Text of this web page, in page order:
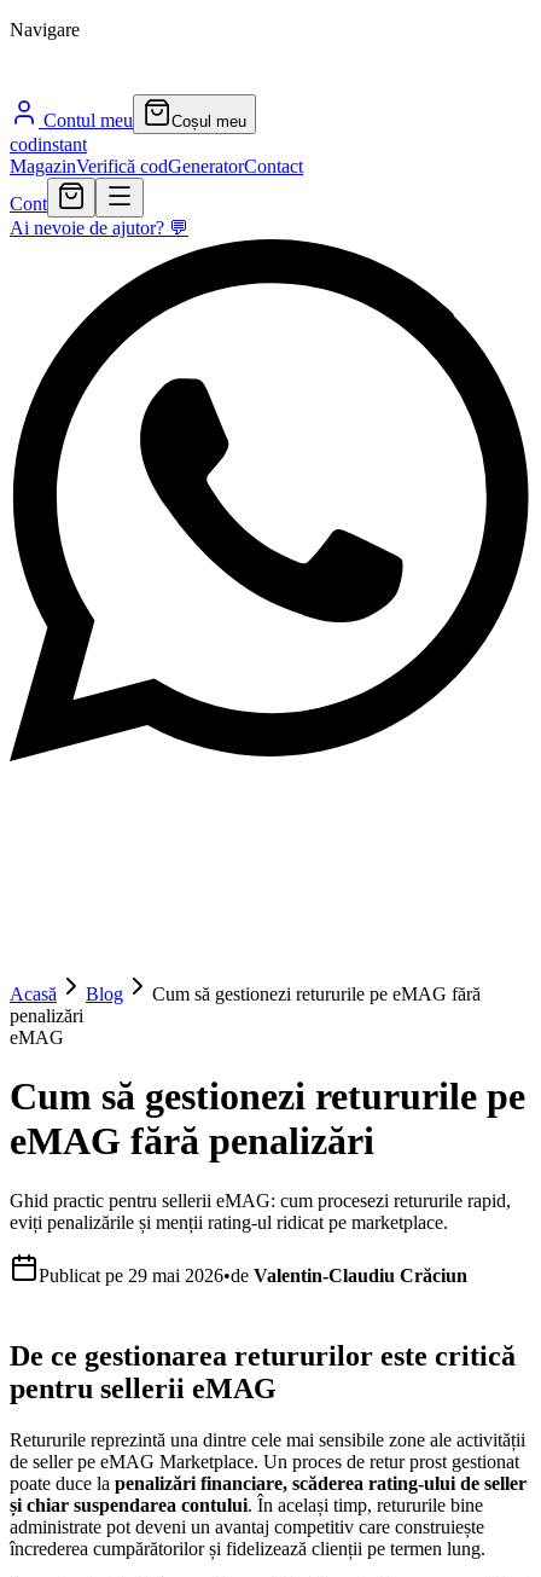
Navigare
Contul meu Coșul meu
codinstant
MagazinVerifică codGeneratorContact
Cont
Ai nevoie de ajutor? 💬
Acasă Blog
Cum să gestionezi retururile pe eMAG fără
penalizări
eMAG
Cum să gestionezi retururile pe
eMAG fără penalizări
Ghid practic pentru sellerii eMAG: cum procesezi retururile rapid,
eviți penalizările și menții rating-ul ridicat pe marketplace.
Publicat pe 29 mai 2026•de Valentin-Claudiu Crăciun
De ce gestionarea retururilor este critică
pentru sellerii eMAG
Retururile reprezintă una dintre cele mai sensibile zone ale activității
de seller pe eMAG Marketplace. Un proces de retur prost gestionat
poate duce la penalizări financiare, scăderea rating-ului de seller
și chiar suspendarea contului. În același timp, retururile bine
administrate pot deveni un avantaj competitiv care construiește
încrederea cumpărătorilor și fidelizează clienții pe termen lung.